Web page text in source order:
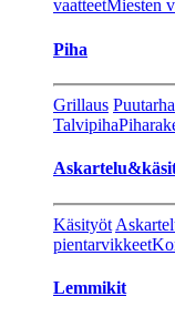
vaatteetMiesten
Piha
Grillaus Puutarha
Talvipiha
Käsityöt
pientarvikkeet
Lemmikit